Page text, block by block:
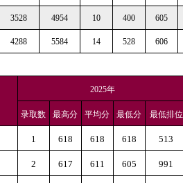
3528 4954 10 400 605
4288 5584 14 528 606
2025年
录取数 最高分 平均分 最低分 最低排位
1 618 618 618 513
2 617 611 605 991